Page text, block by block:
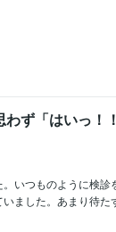
ず「はいっ！
いつものように検
ました。あまり待